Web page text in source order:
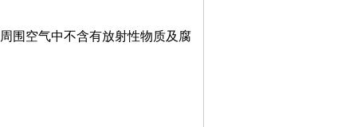
围空气中不含有放射性物质及腐